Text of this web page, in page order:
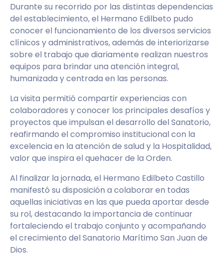
Durante su recorrido por las distintas dependencias
del establecimiento, el Hermano Edilbeto pudo
conocer el funcionamiento de los diversos servicios
clínicos y administrativos, además de interiorizarse
sobre el trabajo que diariamente realizan nuestros
equipos para brindar una atención integral,
humanizada y centrada en las personas.
La visita permitió compartir experiencias con
colaboradores y conocer los principales desafíos y
proyectos que impulsan el desarrollo del Sanatorio,
reafirmando el compromiso institucional con la
excelencia en la atención de salud y la Hospitalidad,
valor que inspira el quehacer de la Orden.
Al finalizar la jornada, el Hermano Edilbeto Castillo
manifestó su disposición a colaborar en todas
aquellas iniciativas en las que pueda aportar desde
su rol, destacando la importancia de continuar
fortaleciendo el trabajo conjunto y acompañando
el crecimiento del Sanatorio Marítimo San Juan de
Dios.